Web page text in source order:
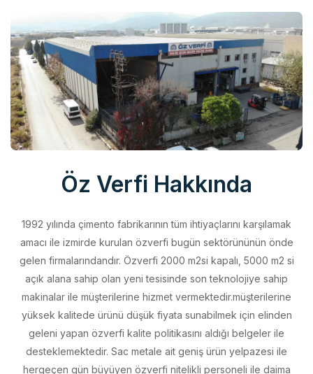
Öz Verfi Hakkında
1992 yılında çimento fabrikarının tüm ihtiyaçlarını karşılamak
gelen firmalarındandır. Özverfi 2000 m2si kapalı, 5000 m2 si
açık alana sahip olan yeni tesisinde son teknolojiye sahip
makinalar ile müşterilerine hizmet vermektedir.müşterilerine
yüksek kalitede ürünü düşük fiyata sunabilmek için elinden
geleni yapan özverfi kalite politikasını aldığı belgeler ile
desteklemektedir. Sac metale ait geniş ürün yelpazesi ile
hergeçen gün büyüyen özverfi nitelikli personeli ile daima
gelişim içerisinde bulunmaktadır.